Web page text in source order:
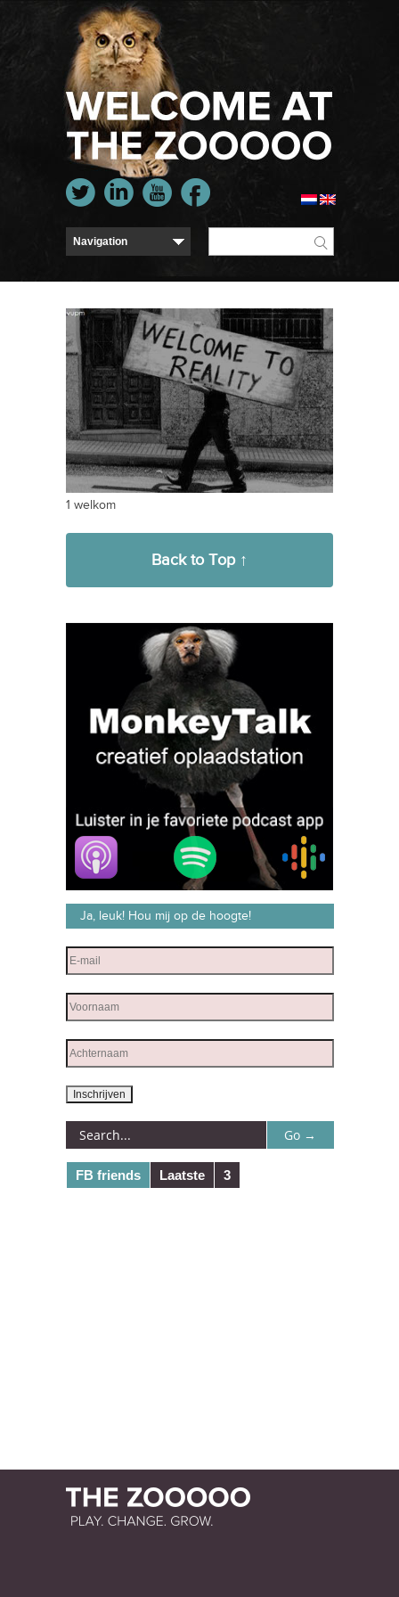
1 welkom
Back to Top ↑
Ja, leuk! Hou mij op de hoogte!
FB friends Laatste 3